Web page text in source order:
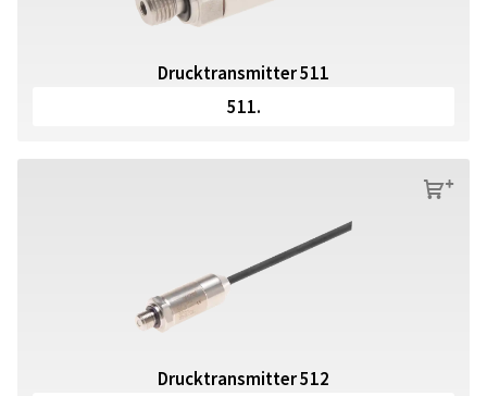
Drucktransmitter 511
511.
s
Drucktransmitter 512